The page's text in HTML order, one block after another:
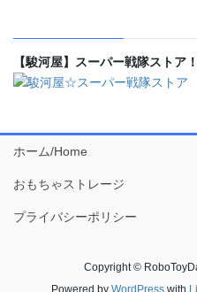
【駿河屋】スーパー戦隊ストア！
ホーム/Home
おもちゃストレージ
プライバシーポリシー
Copyright ©